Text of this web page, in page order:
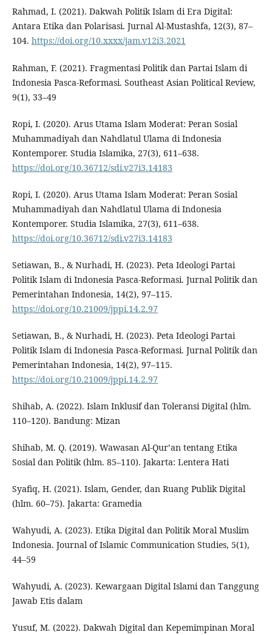
Rahmad, I. (2021). Dakwah Politik Islam di Era Digital:
Antara Etika dan Polarisasi. Jurnal Al-Mustashfa, 12(3), 87–
104. https://doi.org/10.xxxx/jam.v12i3.2021
Rahman, F. (2021). Fragmentasi Politik dan Partai Islam di
Indonesia Pasca-Reformasi. Southeast Asian Political Review,
9(1), 33–49
Ropi, I. (2020). Arus Utama Islam Moderat: Peran Sosial
Muhammadiyah dan Nahdlatul Ulama di Indonesia
Kontemporer. Studia Islamika, 27(3), 611–638.
https://doi.org/10.36712/sdi.v27i3.14183
Ropi, I. (2020). Arus Utama Islam Moderat: Peran Sosial
Muhammadiyah dan Nahdlatul Ulama di Indonesia
Kontemporer. Studia Islamika, 27(3), 611–638.
https://doi.org/10.36712/sdi.v27i3.14183
Setiawan, B., & Nurhadi, H. (2023). Peta Ideologi Partai
Politik Islam di Indonesia Pasca-Reformasi. Jurnal Politik dan
Pemerintahan Indonesia, 14(2), 97–115.
https://doi.org/10.21009/jppi.14.2.97
Setiawan, B., & Nurhadi, H. (2023). Peta Ideologi Partai
Politik Islam di Indonesia Pasca-Reformasi. Jurnal Politik dan
Pemerintahan Indonesia, 14(2), 97–115.
https://doi.org/10.21009/jppi.14.2.97
Shihab, A. (2022). Islam Inklusif dan Toleransi Digital (hlm.
110–120). Bandung: Mizan
Shihab, M. Q. (2019). Wawasan Al-Qur’an tentang Etika
Sosial dan Politik (hlm. 85–110). Jakarta: Lentera Hati
Syafiq, H. (2021). Islam, Gender, dan Ruang Publik Digital
(hlm. 60–75). Jakarta: Gramedia
Wahyudi, A. (2023). Etika Digital dan Politik Moral Muslim
Indonesia. Journal of Islamic Communication Studies, 5(1),
44–59
Wahyudi, A. (2023). Kewargaan Digital Islami dan Tanggung
Jawab Etis dalam
Yusuf, M. (2022). Dakwah Digital dan Kepemimpinan Moral